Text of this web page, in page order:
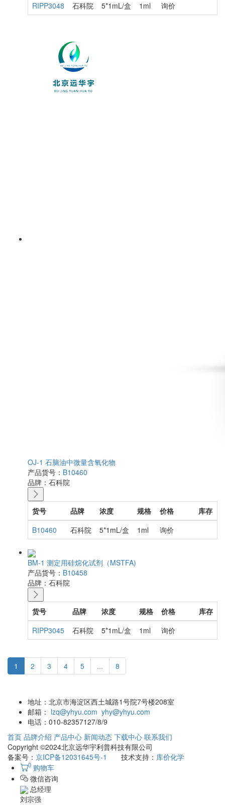
RIPP3048
石科院 5*1mL/盒 1ml 询价
OJ-1 石脑油中微量含氧化物
产品货号： B10460
品牌： 石科院
货号 品牌 浓度 规格 价格
库存
B10460
石科院 5*1mL/盒 1ml 询价
BM-1 测定用硅烷化试剂（MSTFA)
产品货号： B10458
品牌： 石科院
货号 品牌 浓度 规格 价格
库存
RIPP3045
石科院 5*1mL/盒 1ml 询价
1 2 3 4 5 ... 8
地址： 北京市海淀区西土城路1号院7号楼208室
邮箱： lzq@yhyu.com yhy@yhyu.com
电话： 010-82357127/8/9
首页 品牌介绍 产品中心 新闻动态 下载中心 联系我们
Copyright ©2024北京远华宇利普科技有限公司
备案号： 京ICP备12031645号-1 技术支持： 库价化学
0 购物车
微信咨询
总经理
刘宗强